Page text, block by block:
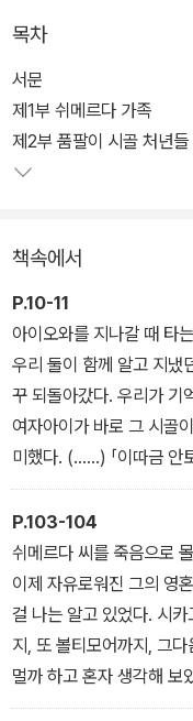
'네브래스카 소설'이라 불
윌라 캐더는 황량한 초원
된 인간의 고귀함과 숭고
나가는 이민자들의 정서와
꿈꾸며 고향을 떠나온 이
외감 속에서, 그들 또한 희
목차
서문
제1부 쉬메르다 가족
제2부 품팔이 시골 처년들
책속에서
P.10-11
아이오와를 지나갈 때 타
우리 둘이 함께 알고 지냈
꾸 되돌아갔다. 우리가 기
여자아이가 바로 그 시골
미했다. (……) 「이따금 안
부를 지나는 긴 여행에서
어 보고 싶다고 했더니 꼭
몇 달 후 눈보라가 몰아치
에 나타났다. 거실로 들어
어. 아직도 읽고 싶어? 어
게 아니라 그 이름을 생각
은 거야. 일정한 형식도 없
으로 가서 내 책상에 앉아
P.103-104
쉬메르다 씨를 죽음으로
이제 자유로워진 그의 영
걸 나는 알고 있었다. 시
지, 또 볼티모어까지, 그
멀까 하고 혼자 생각해 보
오르지는 않을 것이다. 추